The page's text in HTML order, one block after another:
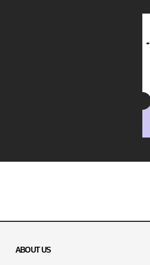
ABOUT US